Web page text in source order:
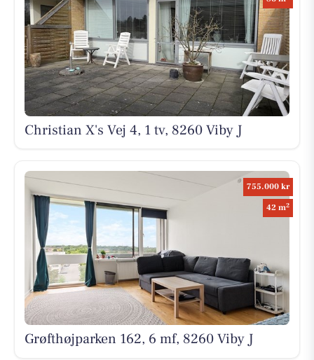
Christian X's Vej 4, 1 tv, 8260 Viby J
755.000 kr
42 m2
Grøfthøjparken 162, 6 mf, 8260 Viby J